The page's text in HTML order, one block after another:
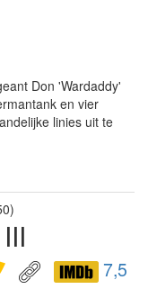
Don 'Wardaddy'
en vier
linies uit te
7,5